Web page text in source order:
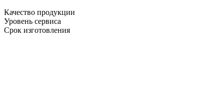
Качество продукции
Уровень сервиса
Срок изготовления